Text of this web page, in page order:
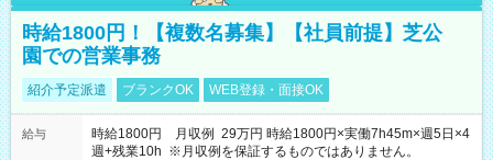
時給1800円！【複数名募集】【社員前提】芝公
園での営業事務
紹介予定派遣 ブランクOK WEB登録・面接OK
給与
時給1800円 月収例 29万円 時給1800円×実働7h45m×週5日×4
週+残業10h ※月収例を保証するものではありません。